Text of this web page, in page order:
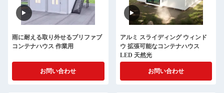
雨に耐える取り外せるプリファブ
コンテナハウス 作業用
お問い合わせ
アルミ スライディング ウィンド
ウ 拡張可能なコンテナハウス
LED 天然光
お問い合わせ